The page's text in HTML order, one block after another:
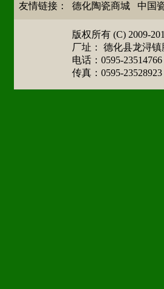
友情链接： 德化陶瓷商城 中国
版权所有 (C) 2009-
厂址： 德化县龙浔
电话：0595-
传真：0595-